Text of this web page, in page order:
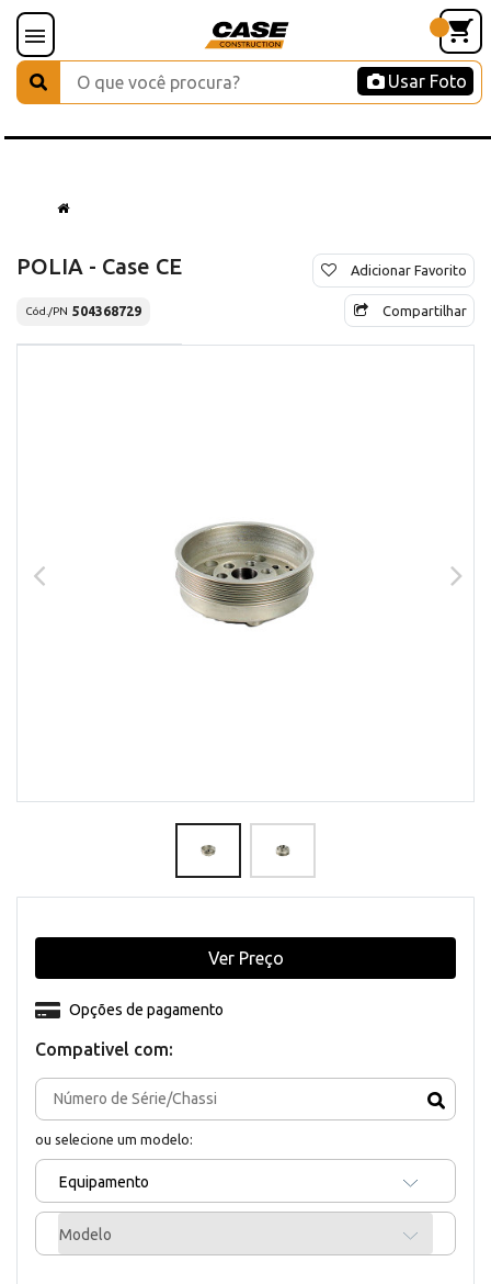
Usar Foto
POLIA - Case CE
Cód./PN 504368729
Adicionar Favorito
Compartilhar
Compativel com:
ou selecione um modelo:
Equipamento
Modelo
Opções de pagamento
Ver Preço